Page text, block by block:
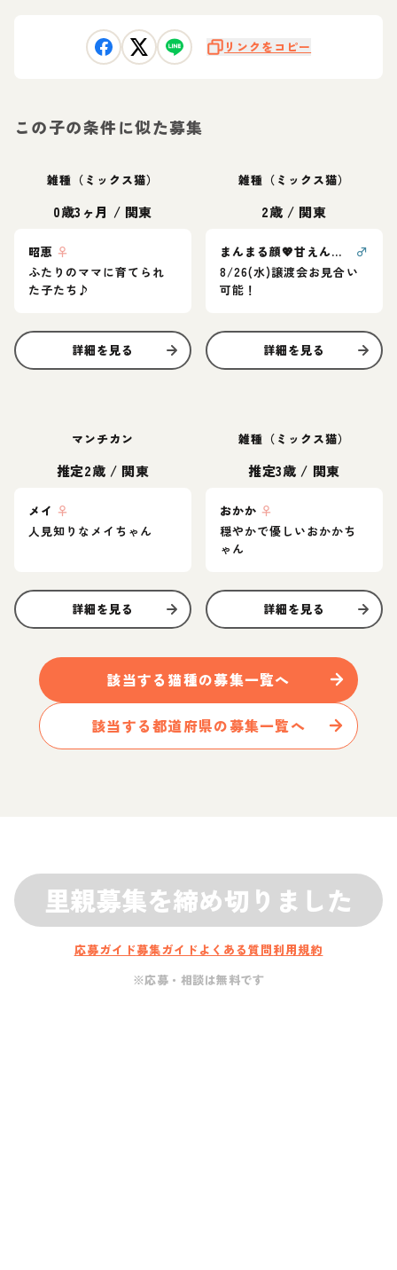
リンクをコピー
この子の条件に似た募集
雑種（ミックス猫）
0歳3ヶ月 / 関東
昭恵 ♀
ふたりのママに育てられ
た子たち♪
詳細を見る
雑種（ミックス猫）
2歳 / 関東
まんまる顔💖甘えん坊愛らしさ満点甘平くん
♂
8/26(水)譲渡会お見合い
可能！
詳細を見る
マンチカン
推定2歳 / 関東
メイ ♀
人見知りなメイちゃん
詳細を見る
雑種（ミックス猫）
推定3歳 / 関東
おかか ♀
穏やかで優しいおかかち
ゃん
詳細を見る
該当する 猫種の募集一覧へ
該当する都道府県の募集一覧へ
里親募集を締め切りました
応募ガイド募集ガイド よくある質問利用規約
※応募・相談は無料です